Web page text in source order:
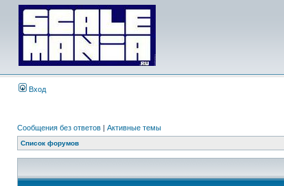
Вход
Сообщения без ответов | Активные темы
Список форумов